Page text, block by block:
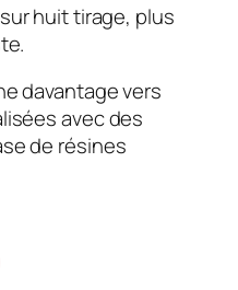
huit tirage, plus
davantage vers
avec des
de résines